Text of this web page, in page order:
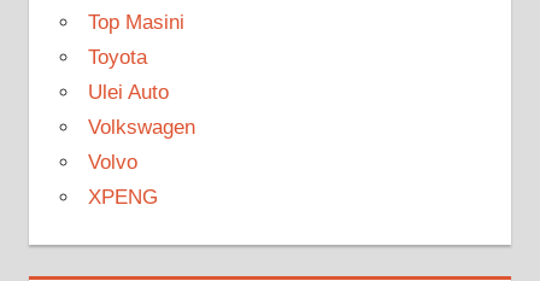
Top Masini
Toyota
Ulei Auto
Volkswagen
Volvo
XPENG